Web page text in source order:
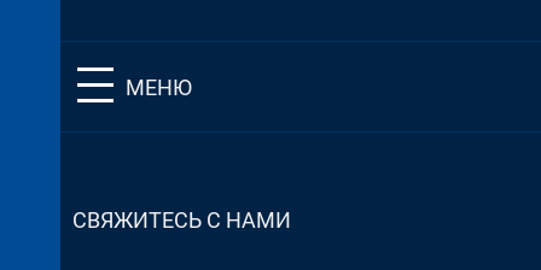
МЕНЮ
СВЯЖИТЕСЬ С НАМИ